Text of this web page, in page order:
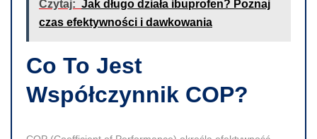
Czytaj: Jak długo działa ibuprofen? Poznaj
czas efektywności i dawkowania
Co To Jest
Współczynnik COP?